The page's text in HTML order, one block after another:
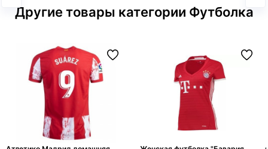
Другие товары категории Футболка